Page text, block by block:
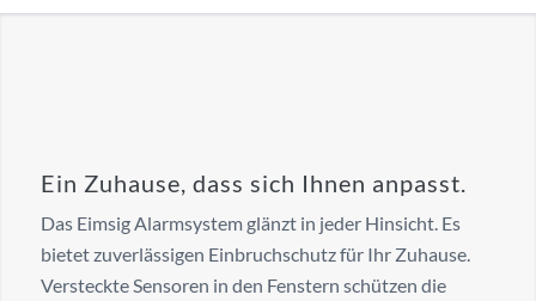
Ein Zuhause, dass sich Ihnen anpasst.
Das Eimsig Alarmsystem glänzt in jeder Hinsicht. Es
bietet zuverlässigen Einbruchschutz für Ihr Zuhause.
Versteckte Sensoren in den Fenstern schützen die